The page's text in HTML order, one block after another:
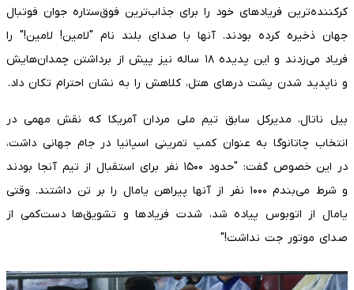
کرکننده‌ترین فریادهای خود را برای جذاب‌ترین فوق‌ستاره جوان فوتبال
جهان ذخیره کرده بودند. آنها با صدای بلند نام "لامین! لامین!" را
فریاد می‌زدند و این پدیده ۱۸ ساله نیز پیش از برداشتن چمدان‌هایش
و ناپدید شدن پشت درهای هتل، کلاهش را به نشان احترام تکان داد.
بیل ناتال، مدیرکل سابق تیم ملی مردان آمریکا که نقش مهمی در
انتخاب چاتانوگا به عنوان کمپ تمرینی اسپانیا در جام جهانی داشت،
در این خصوص گفت: "حدود ۱۵۰۰ نفر برای استقبال از تیم آنجا بودند
و شرط می‌بندم ۱۰۰۰ نفر از آنها پیراهن یامال را بر تن داشتند. وقتی
یامال از اتوبوس پیاده شد، شدت فریادها و تشویق‌ها دست‌کمی از
صدای موتور جت نداشت!"